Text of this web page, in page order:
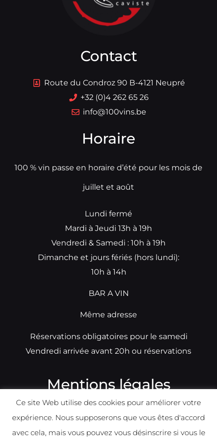
Contact
Route du Condroz 90 B-4121 Neupré
+32 (0)4 262 65 26
info@100vins.be
Horaire
100 % vin passe en horaire d’été pour les mois de
juillet et août
Lundi fermé
Mardi à Jeudi 13h à 19h
Vendredi & Samedi : 10h à 19h
Dimanche et jours fériés (hors lundi):
10h à 14h
BAR A VIN
Même adresse
Réservations obligatoires pour le samedi
Vendredi arrivée avant 20h ou réservations
Mentions légales
Ce site Web utilise des cookies pour améliorer votre
expérience. Nous supposerons que vous êtes d'accord
avec cela, mais vous pouvez vous désinscrire si vous le